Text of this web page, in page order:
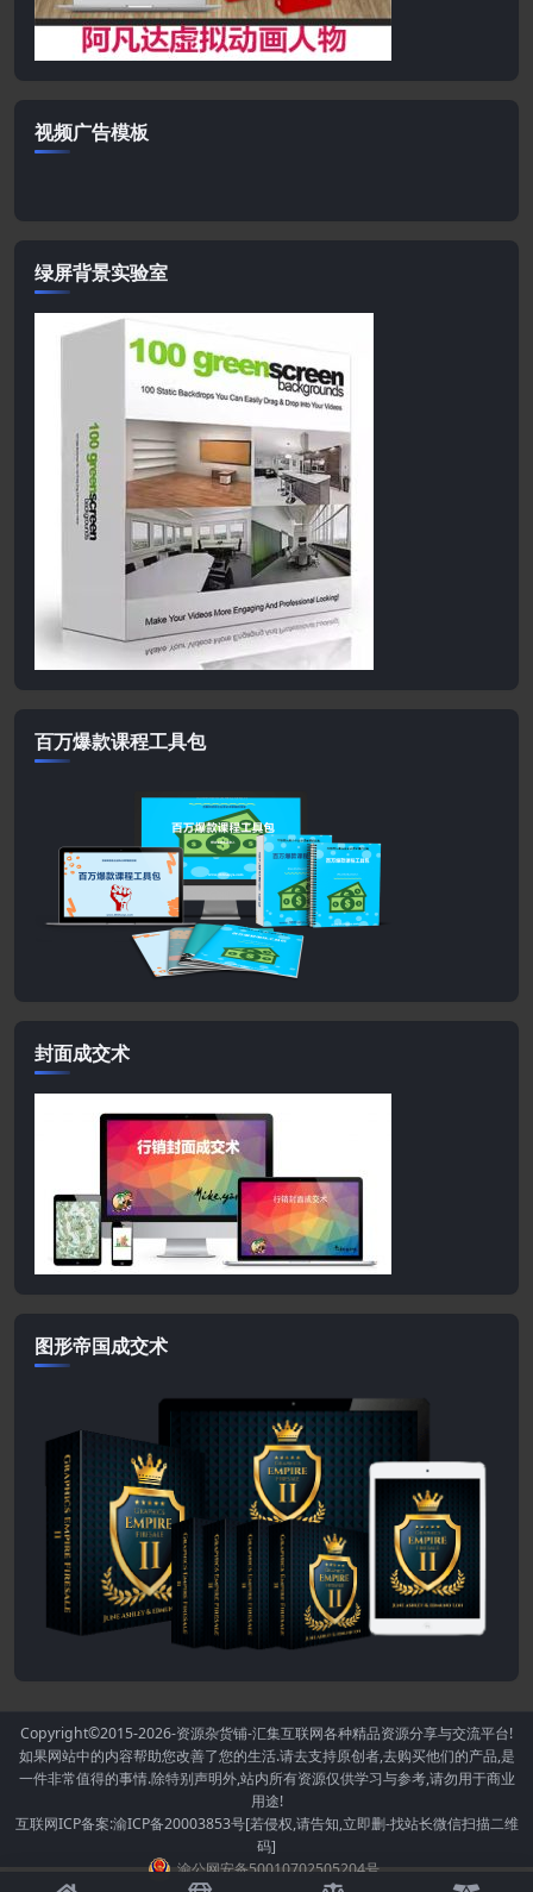
视频广告模板
绿屏背景实验室
百万爆款课程工具包
封面成交术
图形帝国成交术
Copyright©2015-2026-资源杂货铺-汇集互联网各种精品资源分享与交流平台!
如果网站中的内容帮助您改善了您的生活.请去支持原创者,去购买他们的产品,是
一件非常值得的事情.除特别声明外,站内所有资源仅供学习与参考,请勿用于商业
用途!
互联网ICP备案:渝ICP备20003853号[若侵权,请告知,立即删-找站长微信扫描二维
码]
渝公网安备50010702505204号